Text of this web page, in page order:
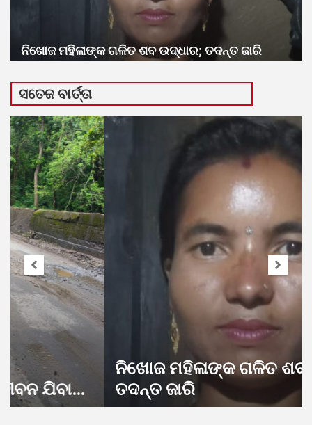
ନିଖୋଜ ମହିଳାଙ୍କ ଗଳିତ ଶବ ଉଦ୍ଧାର; ତଦନ୍ତ ଜାରି
ସତେଜ ବାର୍ତ୍ତା
ନିଖୋଜ ମହିଳାଙ୍କ ଗଳିତ ଶବ ଉଦ୍ଧାର;
ତଦନ୍ତ ଜାରି